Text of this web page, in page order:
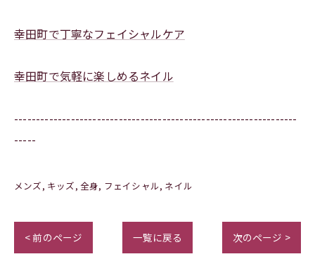
幸田町で丁寧なフェイシャルケア
幸田町で気軽に楽しめるネイル
-----------------------------------------------------------------
-----
メンズ キッズ 全身 フェイシャル ネイル
< 前のページ 一覧に戻る 次のページ >